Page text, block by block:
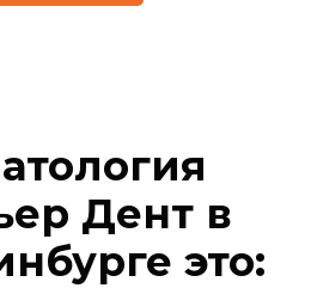
Дент в
это: